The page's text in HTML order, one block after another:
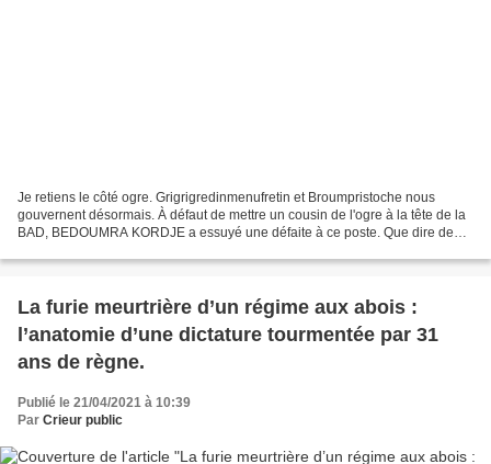
Je retiens le côté ogre. Grigrigredinmenufretin et Broumpristoche nous
gouvernent désormais. À défaut de mettre un cousin de l'ogre à la tête de la
BAD, BEDOUMRA KORDJE a essuyé une défaite à ce poste. Que dire de
La furie meurtrière d’un régime aux abois :
l’anatomie d’une dictature tourmentée par 31
ans de règne.
Publié le 21/04/2021 à 10:39
Par Crieur public